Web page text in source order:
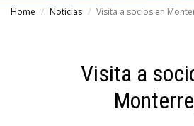
Home Noticias Visita a socios en
Visita a